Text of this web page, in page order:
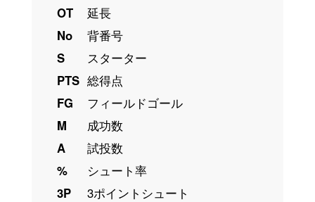
OT
延長
No
背番号
S
スターター
PTS 総得点
FG
フィールドゴール
M
成功数
A
試投数
%
シュート率
3P
3ポイントシュート